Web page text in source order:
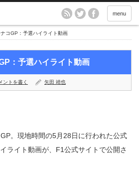
menu
ナコGP：予選ハイライト動画
：予選ハイライト動画
ントを書く 矢田 靖也
。現地時間の5月28日に行われた公式
ライト動画が、F1公式サイトで公開さ